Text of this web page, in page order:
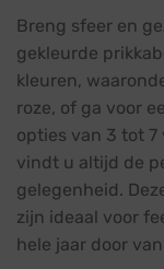
Breng sfeer en
gekleurde
kleuren,
roze, of ga voor
opties van 3 tot 7
vindt u altijd de
gelegenheid.
zijn ideaal voor
hele jaar door